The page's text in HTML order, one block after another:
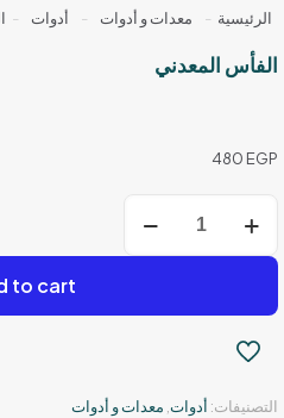
الرئيسية - معدات و أدوات - أدوات -
الفأس المعدني
480 EGP
الفأس
to cart
التصنيفات: أدوات معدات و أدوات